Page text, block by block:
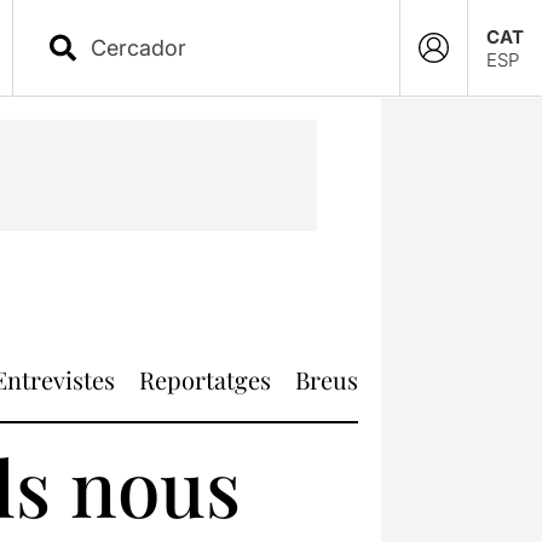
CAT
ESP
Reportatges Breus
nous